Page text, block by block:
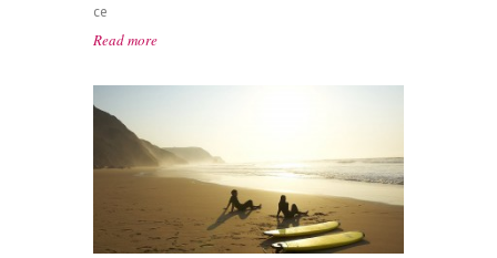
ce
Read more